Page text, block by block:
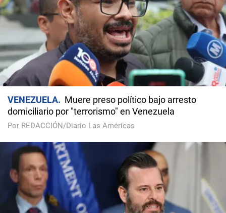
VENEZUELA
Muere preso político bajo arresto
domiciliario por "terrorismo" en Venezuela
Por REDACCIÓN/Diario Las Américas